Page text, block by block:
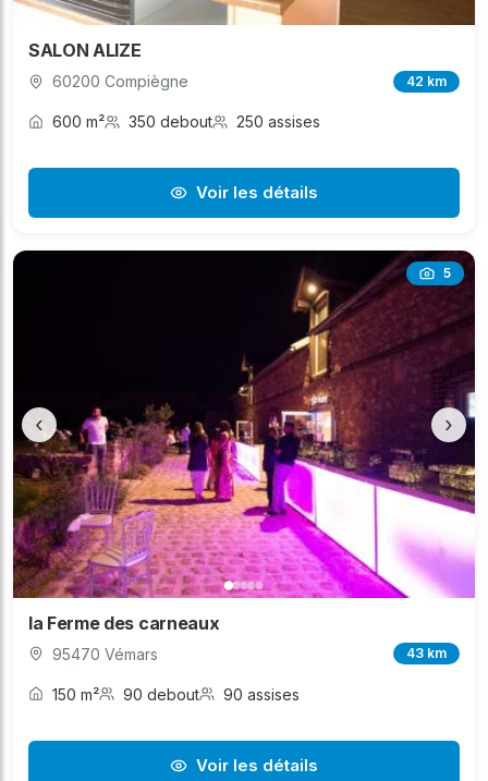
SALON ALIZE
60200 Compiègne 42 km
600 m² 350 debout 250 assises
Voir les détails
5
‹ ›
la Ferme des carneaux
95470 Vémars 43 km
150 m² 90 debout 90 assises
Voir les détails